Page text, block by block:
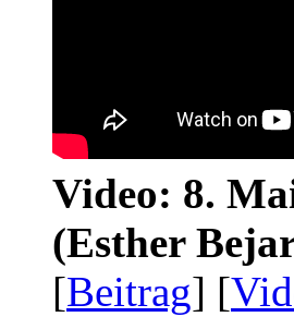
Video: 8.
(Esther
[Beitrag] [